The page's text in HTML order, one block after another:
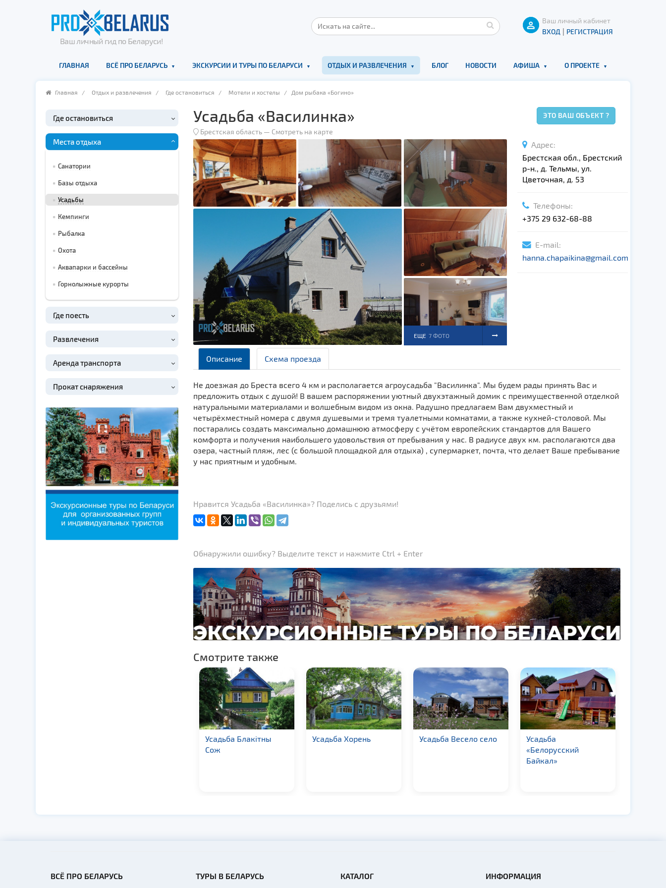
Ваш личный гид по Беларуси!
Ваш личный кабинет
ВХОД | РЕГИСТРАЦИЯ
ГЛАВНАЯ ВСЁ ПРО БЕЛАРУСЬ ЭКСКУРСИИ И ТУРЫ ПО БЕЛАРУСИ ОТДЫХ И РАЗВЛЕЧЕНИЯ БЛОГ НОВОСТИ АФИША О ПРОЕКТЕ
Главная / Отдых и развлечения / Где остановиться / Мотели и хостелы / Дом рыбака «Богино»
Где остановиться
Места отдыха
Санатории
Базы отдыха
Усадьбы
Кемпинги
Рыбалка
Охота
Аквапарки и бассейны
Горнолыжные курорты
Где поесть
Развлечения
Аренда транспорта
Прокат снаряжения
ЭТО ВАШ ОБЪЕКТ ?
Усадьба «Василинка»
Брестская область— Смотреть на карте
ЕЩЕ 7 ФОТО
Адрес:
Брестская обл., Брестский
р-н., д. Тельмы, ул.
Цветочная, д. 53
Телефоны:
+375 29 632-68-88
E-mail:
hanna.chapaikina@gmail.com
Описание Схема проезда
Не доезжая до Бреста всего 4 км и располагается агроусадьба "Василинка". Мы будем рады принять Вас и
предложить отдых с душой! В вашем распоряжении уютный двухэтажный домик с преимущественной отделкой
натуральными материалами и волшебным видом из окна. Радушно предлагаем Вам двухместный и
четырёхместный номера с двумя душевыми и тремя туалетными комнатами, а также кухней-столовой. Мы
постарались создать максимально домашнюю атмосферу с учётом европейских стандартов для Вашего
комфорта и получения наибольшего удовольствия от пребывания у нас. В радиусе двух км. располагаются два
озера, частный пляж, лес (с большой площадкой для отдыха) , супермаркет, почта, что делает Ваше пребывание
у нас приятным и удобным.
Нравится Усадьба «Василинка»? Поделись с друзьями!
Обнаружили ошибку? Выделите текст и нажмите Ctrl + Enter
Смотрите также
Усадьба Блакiтны
Сож
Усадьба Хорень Усадьба Весело село
Усадьба
«Белорусский
Байкал»
ВСЁ ПРО БЕЛАРУСЬ ТУРЫ В БЕЛАРУСЬ КАТАЛОГ ИНФОРМАЦИЯ